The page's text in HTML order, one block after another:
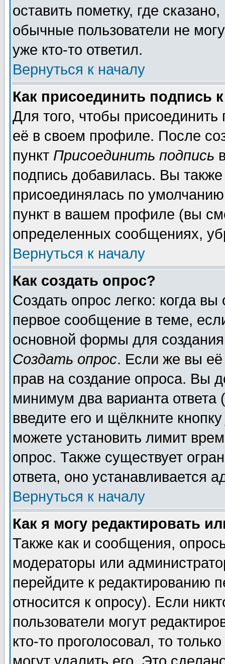
оставить пометку, где
обычные пользователи не
уже кто-то ответил.
Вернуться к началу
Как присоединить подпись
Для того, чтобы
её в своем профиле. После
пункт Присоединить подпись
подпись добавилась. Вы
присоединялась по
пункт в вашем профиле (вы
определенных сообщениях,
Вернуться к началу
Как создать опрос?
Создать опрос легко: когда
первое сообщение в теме,
основной формы для
Создать опрос. Если же вы её
прав на создание опроса. Вы
минимум два варианта ответа
введите его и щёлкните
можете установить лимит
опрос. Также существует
ответа, оно устанавливается
Вернуться к началу
Как я могу редактировать
Также как и сообщения,
модераторы или
перейдите к редактированию
относится к опросу). Если
пользователи могут
кто-то проголосовал, то